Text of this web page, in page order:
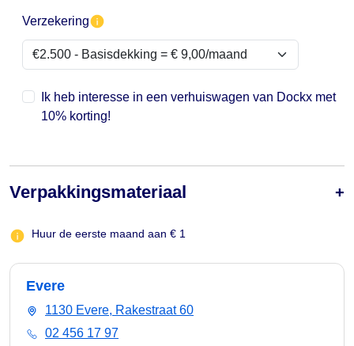
Verzekering
Ik heb interesse in een verhuiswagen van Dockx met
10% korting!
Verpakkingsmateriaal
Huur de eerste maand aan € 1
Evere
1130 Evere, Rakestraat 60
02 456 17 97